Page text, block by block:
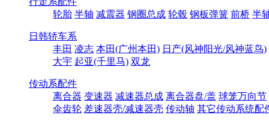
轮胎 半轴 减震器 钢圈总成 轮毂 钢板弹簧 前桥 半
日韩轿车系
丰田 凌志 本田(广州本田) 日产(风神阳光/风神蓝鸟)
大宇 起亚(千里马) 双龙
传动系配件
离合器 变速器 减速器总成 离合器盘/盖 球笼万向节
伞齿轮 差速器壳/减速器壳 传动轴 其它传动系统配